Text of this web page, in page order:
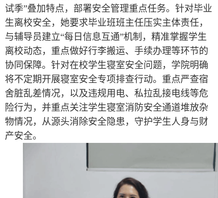
试季”叠加特点，部署安全管理重点任务。针对毕业
生离校安全，她要求毕业班班主任压实主体责任，
与辅导员建立“每日信息互通”机制，精准掌握学生
离校动态，重点做好行李搬运、手续办理等环节的
协同保障。针对在校学生寝室安全问题，学院明确
将不定期开展寝室安全专项排查行动。重点严查宿
舍脏乱差情况，以及违规用电、私拉乱接电线等危
险行为，并重点关注学生寝室消防安全通道堆放杂
物情况，从源头消除安全隐患，守护学生人身与财
产安全。